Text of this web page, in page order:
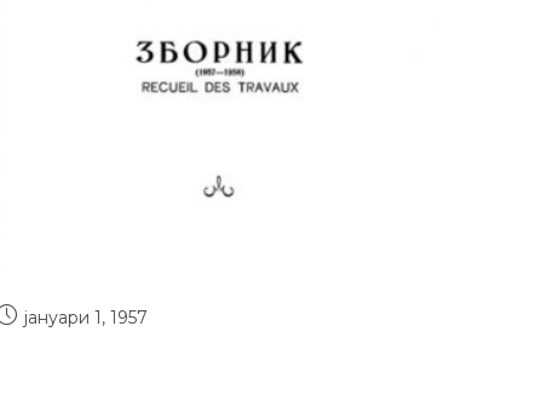
јануари 1, 1957